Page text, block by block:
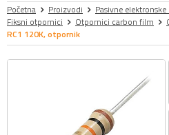
Početna Proizvodi Pasivne
Fiksni otpornici
Otpornici carbon film
RC1 120K, otpornik